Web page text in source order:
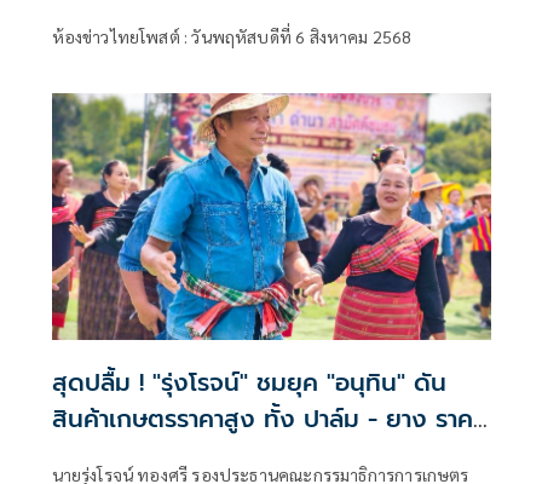
ห้องข่าวไทยโพสต์ : วันพฤหัสบดีที่ 6 สิงหาคม 2568
สุดปลื้ม ! "รุ่งโรจน์" ชมยุค "อนุทิน" ดัน
สินค้าเกษตรราคาสูง ทั้ง ปาล์ม - ยาง ราคา
นายรุ่งโรจน์ ทองศรี รองประธานคณะกรรมาธิการการเกษตร